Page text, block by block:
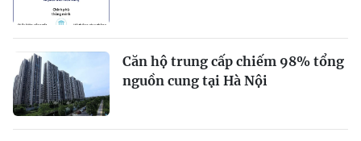
Căn hộ trung cấp chiếm 98% tổng
nguồn cung tại Hà Nội